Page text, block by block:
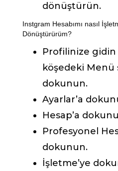
dönüştürün.
Instgram Hesabımı nasıl
Dönüştürürüm?
Profilinize gidin
köşedeki Menü
dokunun.
Ayarlar’a
Hesap’a
Profesyonel
dokunun.
İşletme’ye